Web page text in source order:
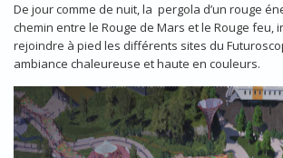
De jour comme de nuit, la pergola d’un rouge
chemin entre le Rouge de Mars et le Rouge feu,
rejoindre à pied les différents sites du
ambiance chaleureuse et haute en couleurs.